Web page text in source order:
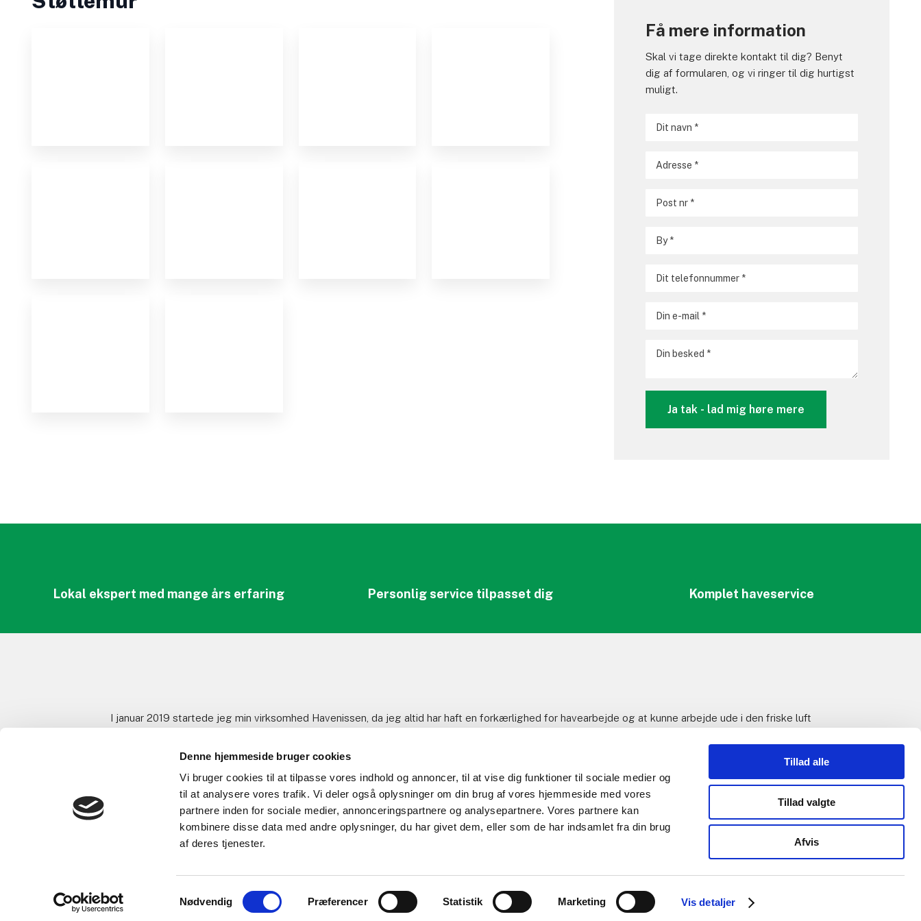
Denne hjemmeside bruger cookies
Vi bruger cookies til at tilpasse vores indhold og annoncer, til at vise dig funktioner til sociale medier og
til at analysere vores trafik. Vi deler også oplysninger om din brug af vores hjemmeside med vores
partnere inden for sociale medier, annonceringspartnere og analysepartnere. Vores partnere kan
kombinere disse data med andre oplysninger, du har givet dem, eller som de har indsamlet fra din brug
af deres tjenester.
Samtykkevalg
Nødvendig Præferencer Statistik Marketing Vis detaljer
Tillad alle
Tillad valgte
Afvis
Få mere information
Skal vi tage direkte kontakt til dig? Benyt
dig af formularen, og vi ringer til dig hurtigst
muligt.
Lokal ekspert med mange års erfaring Personlig service tilpasset dig Komplet haveservice
​I januar 2019 startede jeg min virksomhed Havenissen, da jeg altid har haft en forkærlighed for havearbejde og at kunne arbejde ude i den friske luft
(+45) 60 28 15 28 Nordre Torstedvej 20, 8700 Horsens klaus@havenissen.com
Created and hosted by Group Online